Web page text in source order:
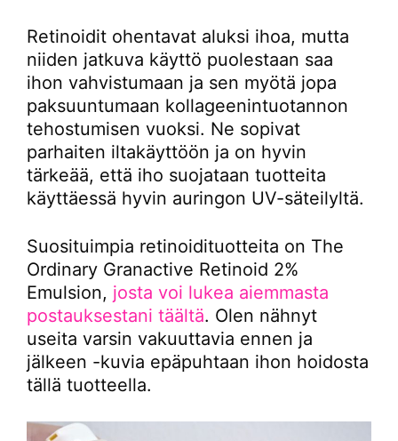
Retinoidit ohentavat aluksi ihoa, mutta
niiden jatkuva käyttö puolestaan saa
ihon vahvistumaan ja sen myötä jopa
paksuuntumaan kollageenintuotannon
tehostumisen vuoksi. Ne sopivat
parhaiten iltakäyttöön ja on hyvin
tärkeää, että iho suojataan tuotteita
käyttäessä hyvin auringon UV-säteilyltä.
Suosituimpia retinoidituotteita on The
Ordinary Granactive Retinoid 2%
Emulsion, josta voi lukea aiemmasta
postauksestani täältä. Olen nähnyt
useita varsin vakuuttavia ennen ja
jälkeen -kuvia epäpuhtaan ihon hoidosta
tällä tuotteella.